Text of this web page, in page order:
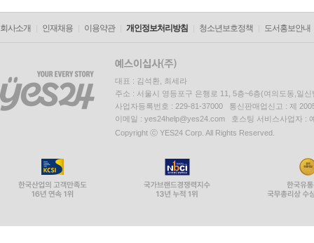
회사소개 인재채용 이용약관 개인정보처리방침 청소년보호정책 도서홍보안내
대표 : 김석환, 최세라
주소 : 서울시 영등포구 은행로 11, 5층~6층(여의도동,일신
사업자등록번호 : 229-81-37000 통신판매업신고 : 제
이메일 : yes24help@yes24.com 호스팅 서비스사업자 :
Copyright ⓒ YES24 Corp. All Rights Reserved.